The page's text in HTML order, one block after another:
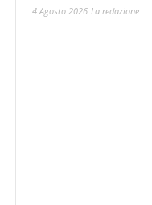
4 Agosto 2026 La redazione